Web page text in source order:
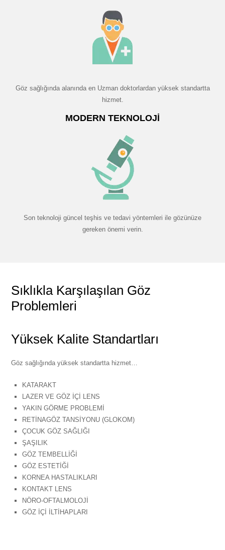
Göz sağlığında alanında en Uzman doktorlardan yüksek standartta
hizmet.
MODERN TEKNOLOJI
Son teknoloji güncel teşhis ve tedavi yöntemleri ile gözünüze
gereken önemi verin.
Sıklıkla Karşılaşılan Göz
Problemleri
Yüksek Kalite Standartları
Göz sağlığında yüksek standartta hizmet…
KATARAKT
LAZER VE GÖZ İÇİ LENS
YAKIN GÖRME PROBLEMİ
RETİNAGÖZ TANSİYONU (GLOKOM)
ÇOCUK GÖZ SAĞLIĞI
ŞAŞILIK
GÖZ TEMBELLİĞİ
GÖZ ESTETİĞİ
KORNEA HASTALIKLARI
KONTAKT LENS
NÖRO-OFTALMOLOJİ
GÖZ İÇİ İLTİHAPLARI